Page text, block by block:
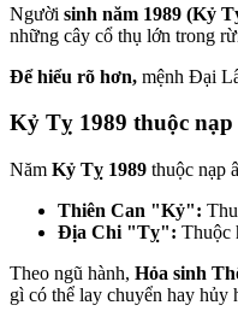
Người sinh năm 1989 (Kỷ
những cây cổ thụ lớn trong
Để hiểu rõ hơn, mệnh Đại
Kỷ Tỵ 1989 thuộc
Năm Kỷ Tỵ 1989 thuộc nạp
Thiên Can "Kỷ":
Địa Chi "Tỵ": Thuộc
Theo ngũ hành, Hỏa sinh
gì có thể lay chuyển hay hủy